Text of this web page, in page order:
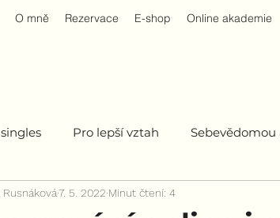
O mně Rezervace E-shop Online akademie
Pro lepší vztah Sebevědomou
Rusnáková7. 5. 2022 Minut čtení: 4